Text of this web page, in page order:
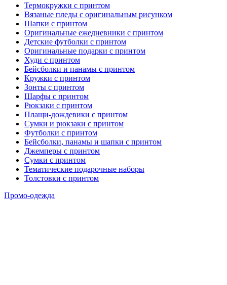
Термокружки с принтом
Вязаные пледы с оригинальным рисунком
Шапки с принтом
Оригинальные ежедневники с принтом
Детские футболки с принтом
Оригинальные подарки с принтом
Худи с принтом
Бейсболки и панамы с принтом
Кружки с принтом
Зонты с принтом
Шарфы с принтом
Рюкзаки с принтом
Плащи-дождевики с принтом
Сумки и рюкзаки с принтом
Футболки с принтом
Бейсболки, панамы и шапки с принтом
Джемперы с принтом
Сумки с принтом
Тематические подарочные наборы
Толстовки с принтом
Промо-одежда